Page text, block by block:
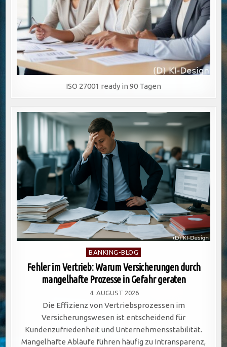
ISO 27001 ready in 90 Tagen
Posted
in
BANKING-BLOG
Fehler im Vertrieb: Warum Versicherungen durch
mangelhafte Prozesse in Gefahr geraten
4. AUGUST 2026
Die Effizienz von Vertriebsprozessen im
Versicherungswesen ist entscheidend für
Kundenzufriedenheit und Unternehmensstabilität.
Mangelhafte Abläufe führen häufig zu Intransparenz,